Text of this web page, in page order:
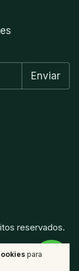
para
reservados.
.